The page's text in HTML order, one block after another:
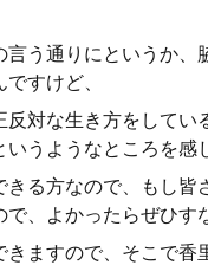
う通りにというか
すけど、
対な生き方をしてい
うようなところを感
る方なので、もし
、よかったらぜひす
ますので、そこで